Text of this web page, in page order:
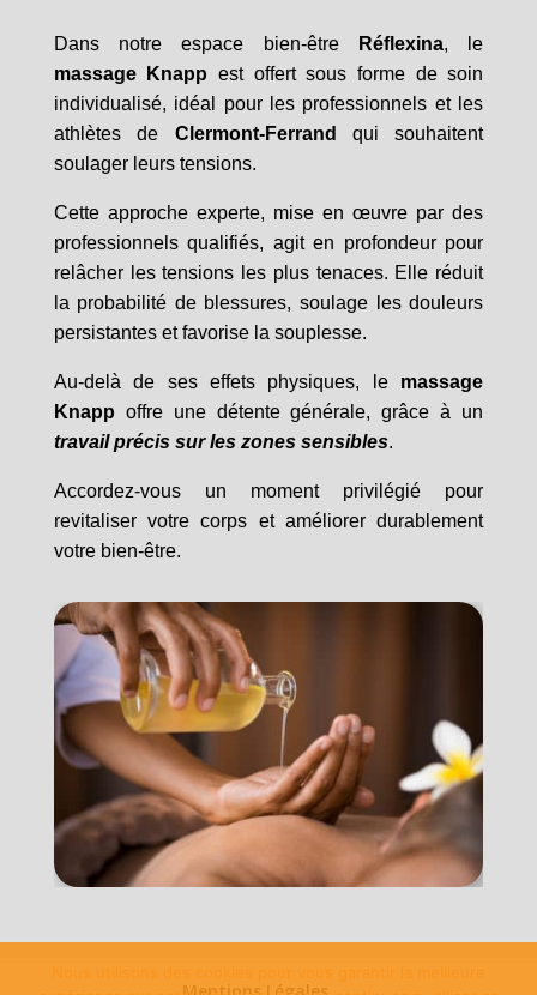
Dans notre espace bien-être Réflexina, le
massage Knapp est offert sous forme de soin
individualisé, idéal pour les professionnels et les
athlètes de Clermont-Ferrand
qui souhaitent
soulager leurs tensions.
Cette approche experte, mise en œuvre par des
professionnels qualifiés, agit en profondeur pour
relâcher les tensions les plus tenaces. Elle réduit
la probabilité de blessures, soulage les douleurs
persistantes et favorise la souplesse.
Au-delà de ses effets physiques, le massage
Knapp offre une détente générale, grâce à un
travail précis sur les zones sensibles.
Accordez-vous un moment privilégié pour
revitaliser votre corps et améliorer durablement
votre bien-être.